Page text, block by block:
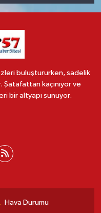
buluştururken, sadelik
kaçınıyor ve
bir altyapı sunuyor.
Hava Durumu